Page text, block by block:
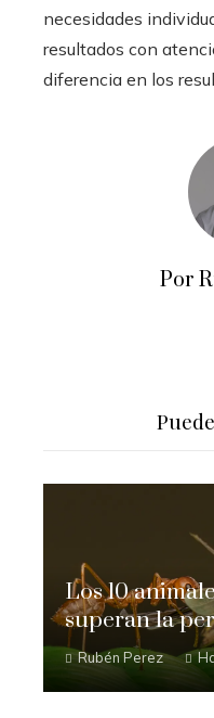
necesidades
resultados con
diferencia en los
Por
Los 10
superan la
Rubén Perez